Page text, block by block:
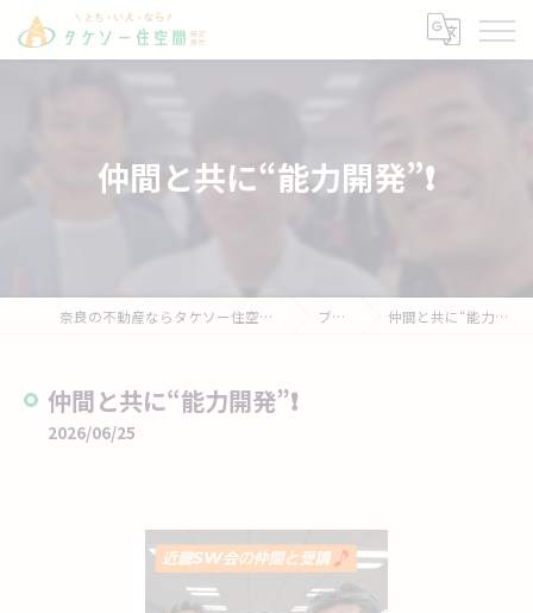
仲間と共に“能力開発”❗
奈良の不動産ならタケソー住空間株式会社 ブログ 仲間と共に“能力開発”❗
仲間と共に“能力開発”❗
2026/06/25